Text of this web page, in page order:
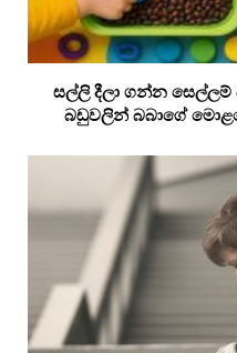
සල්ලි දීලා ගන්න
බඩුවලින් බබාගේ